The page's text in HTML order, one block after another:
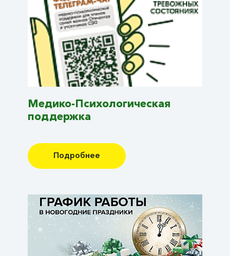
Медико-Психологическая
поддержка
Подробнее